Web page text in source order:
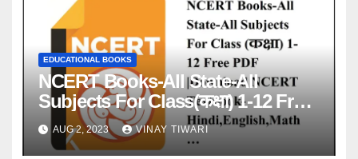
EDUCATIONAL BOOKS
NCERT Books-All State-All
Subjects For Class(कक्षा) 1-12 Free
PDF | Download NCERT
Textbook-Hindi,English,Math…
AUG 2, 2023 VINAY TIWARI